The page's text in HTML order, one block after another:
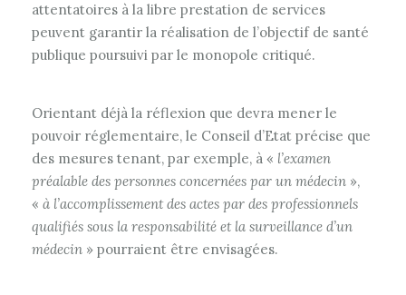
attentatoires à la libre prestation de services
peuvent garantir la réalisation de l’objectif de santé
publique poursuivi par le monopole critiqué.
Orientant déjà la réflexion que devra mener le
pouvoir réglementaire, le Conseil d’Etat précise que
des mesures tenant, par exemple, à « l’examen
préalable des personnes concernées par un médecin »,
« à l’accomplissement des actes par des professionnels
qualifiés sous la responsabilité et la surveillance d’un
médecin » pourraient être envisagées.